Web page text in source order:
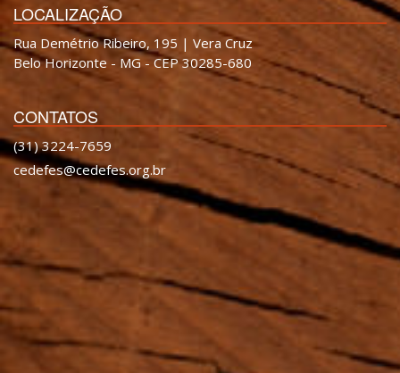
LOCALIZAÇÃO
Rua Demétrio Ribeiro, 195 | Vera Cruz
Belo Horizonte - MG - CEP 30285-680
CONTATOS
(31) 3224-7659
cedefes@cedefes.org.br